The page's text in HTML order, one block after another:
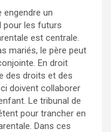
un
pour les futurs
est centrale.
mariés, le père peut
En droit
des droits et des
doivent collaborer
Le tribunal de
pour trancher en
Dans ces